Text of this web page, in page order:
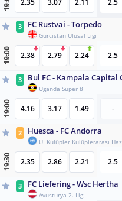
2.35 3.07 2.11 2.5
3 FC Rustvai - Torpedo
Gürcistan Ulusal Ligi
19:00 2.38 2.79 2.24 2.5
3 Bul FC - Kampala Capital
Uganda Süper 8
19:00 4.16 3.17 1.49 -
2 Huesca - FC Andorra
U. Kulüpler Kulüplerarası
19:30 2.35 2.86 2.21 2.5
3 FC Liefering - Wsc Hertha
Avusturya 2. Lig